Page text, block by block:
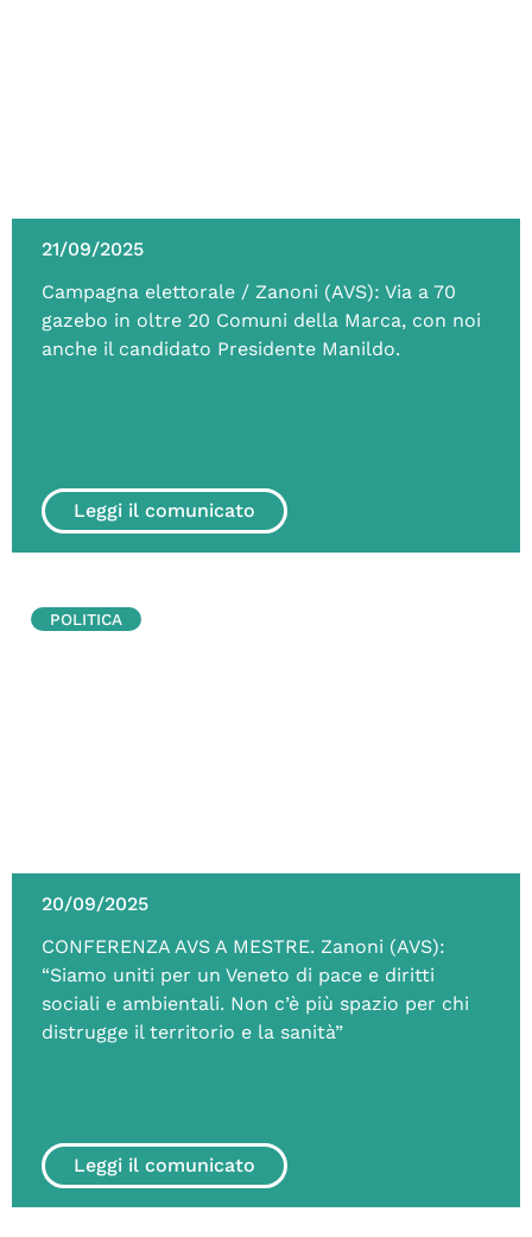
21/09/2025
Campagna elettorale / Zanoni (AVS): Via a 70
gazebo in oltre 20 Comuni della Marca, con noi
anche il candidato Presidente Manildo.
Leggi il comunicato
20/09/2025
CONFERENZA AVS A MESTRE. Zanoni (AVS):
“Siamo uniti per un Veneto di pace e diritti
sociali e ambientali. Non c’è più spazio per chi
distrugge il territorio e la sanità”
Leggi il comunicato
POLITICA